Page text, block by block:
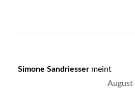
Simone Sandriesser meint
August